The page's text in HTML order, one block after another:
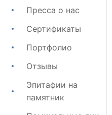
Пресса о нас
Сертификаты
Портфолио
Отзывы
Эпитафии на
памятник